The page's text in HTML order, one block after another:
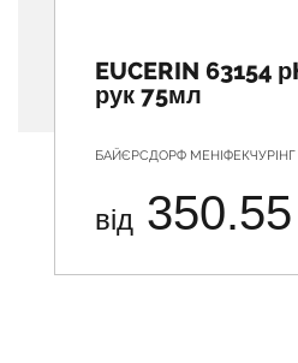
EUCERIN 63154
рук 75мл
БАЙЄРСДОРФ
від 350.55